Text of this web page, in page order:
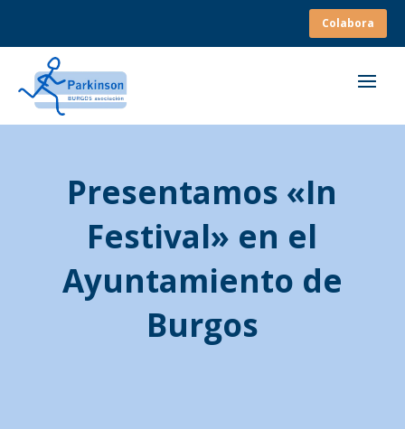
Colabora
Presentamos «In
Festival» en el
Ayuntamiento de
Burgos